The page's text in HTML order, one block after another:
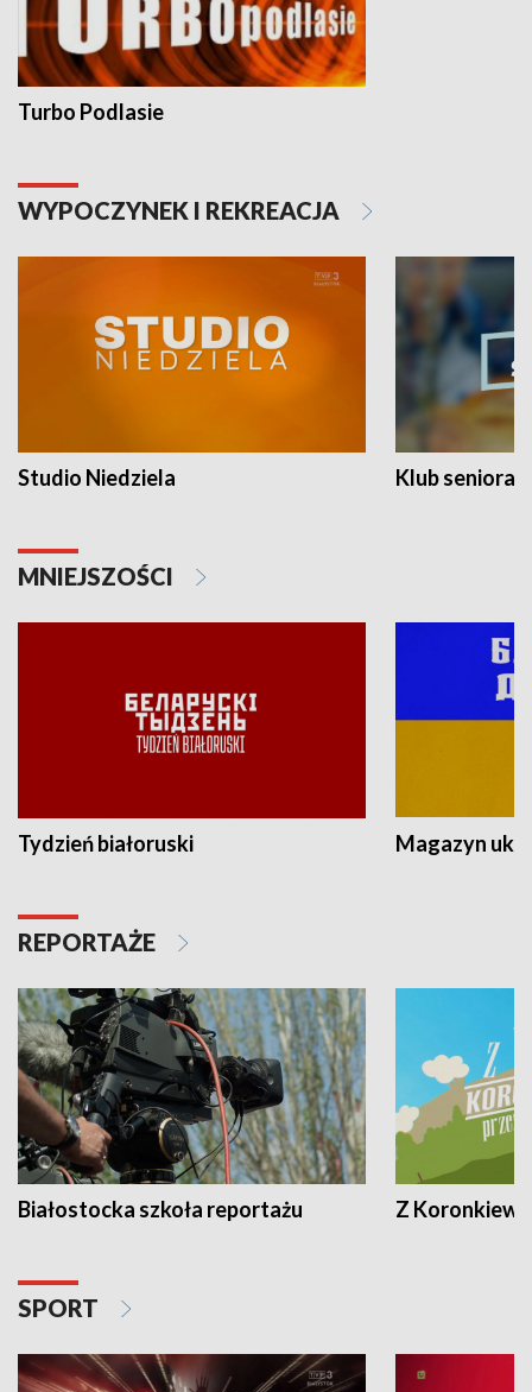
Turbo Podlasie
WYPOCZYNEK I REKREACJA
Studio Niedziela Klub seniora
MNIEJSZOŚCI
Tydzień białoruski Magazyn
REPORTAŻE
Białostocka szkoła reportażu Z
SPORT